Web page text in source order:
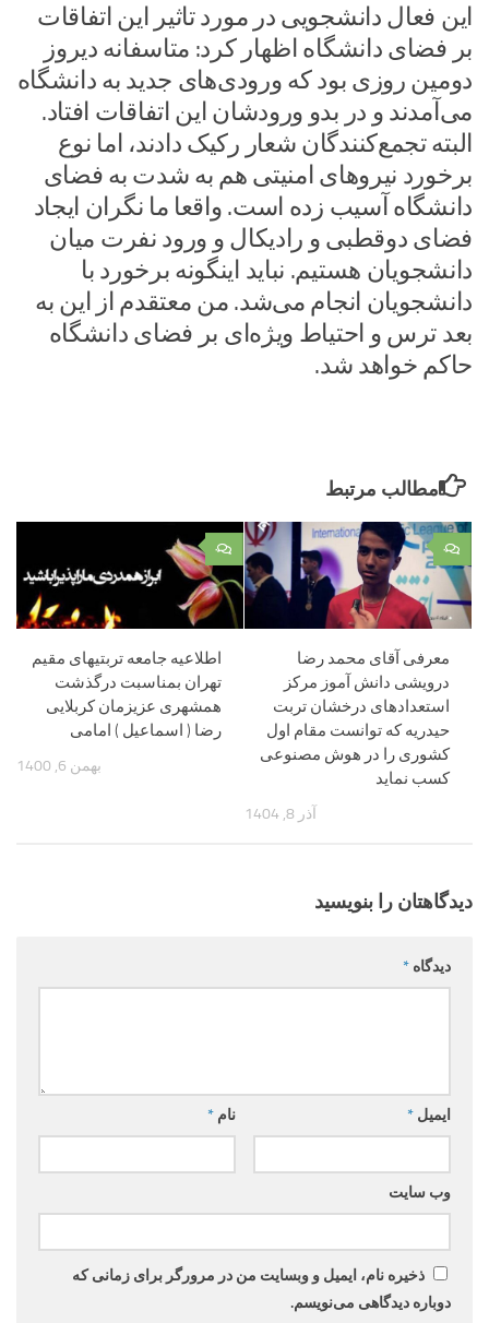
این فعال دانشجویی در مورد تاثیر این اتفاقات
بر فضای دانشگاه اظهار کرد: متاسفانه دیروز
دومین روزی بود که ورودی‌های جدید به دانشگاه
می‌آمدند و در بدو ورودشان این اتفاقات افتاد.
البته تجمع‌کنندگان شعار رکیک دادند، اما نوع
برخورد نیروهای امنیتی هم به شدت به فضای
دانشگاه آسیب زده است. واقعا ما نگران ایجاد
فضای دوقطبی و رادیکال و ورود نفرت میان
دانشجویان هستیم. نباید اینگونه برخورد با
دانشجویان انجام می‌شد. من معتقدم از این به
بعد ترس و احتیاط ویژه‌ای بر فضای دانشگاه
حاکم خواهد شد.
مطالب مرتبط
۰
اطلاعیه جامعه تربتیهای مقیم
تهران بمناسبت درگذشت
همشهری عزیزمان کربلایی
رضا ( اسماعیل ) امامی
بهمن 6, 1400
۰
معرفی آقای محمد رضا
درویشی دانش آموز مرکز
استعدادهای درخشان تربت
حیدریه که توانست مقام اول
کشوری را در هوش مصنوعی
کسب نماید
آذر 8, 1404
دیدگاهتان را بنویسید
دیدگاه *
نام * ایمیل *
وب‌ سایت
ذخیره نام، ایمیل و وبسایت من در مرورگر برای زمانی که
دوباره دیدگاهی می‌نویسم.